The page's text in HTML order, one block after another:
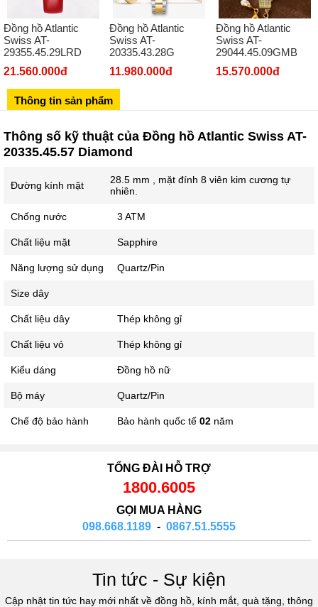
02432127660
Số 273 Nguyễn Văn Cừ - Long Biên - Hà Nội
02439392490
Sô 580 Ngã tư Trường Chinh - Hà Nội
02437939481
Số 53 Trần Đăng Ninh - Cầu Giấy - Hà Nội
034 629 9090
Xá, Gia Lâm, Thành phố Hà Nội
Đồng hồ Atlantic
Swiss AT-
29355.45.29LRD
21.560.000đ
Đồng hồ Atlantic
Swiss AT-
20335.43.28G
11.980.000đ
Đồng hồ Atlantic
Swiss AT-
29044.45.09GMB
15.570.000đ
Thông tin sản phẩm
Thông số kỹ thuật của Đồng hồ Atlantic Swiss AT-
20335.45.57 Diamond
Đường kính mặt
28.5 mm , mặt đính 8 viên kim cương tự
nhiên.
Chống nước 3 ATM
Chất liệu mặt Sapphire
Năng lượng sử dụng Quartz/Pin
Size dây
Chất liệu dây Thép không gỉ
Chất liệu vỏ Thép không gỉ
Kiểu dáng Đồng hồ nữ
Bộ máy Quartz/Pin
Chế độ bảo hành Bảo hành quốc tế 02 năm
TỔNG ĐÀI HỖ TRỢ
1800.6005
GỌI MUA HÀNG
098.668.1189 - 0867.51.5555
Tin tức - Sự kiện
Cập nhật tin tức hay mới nhất về đồng hồ, kính mắt, quà tặng, thông